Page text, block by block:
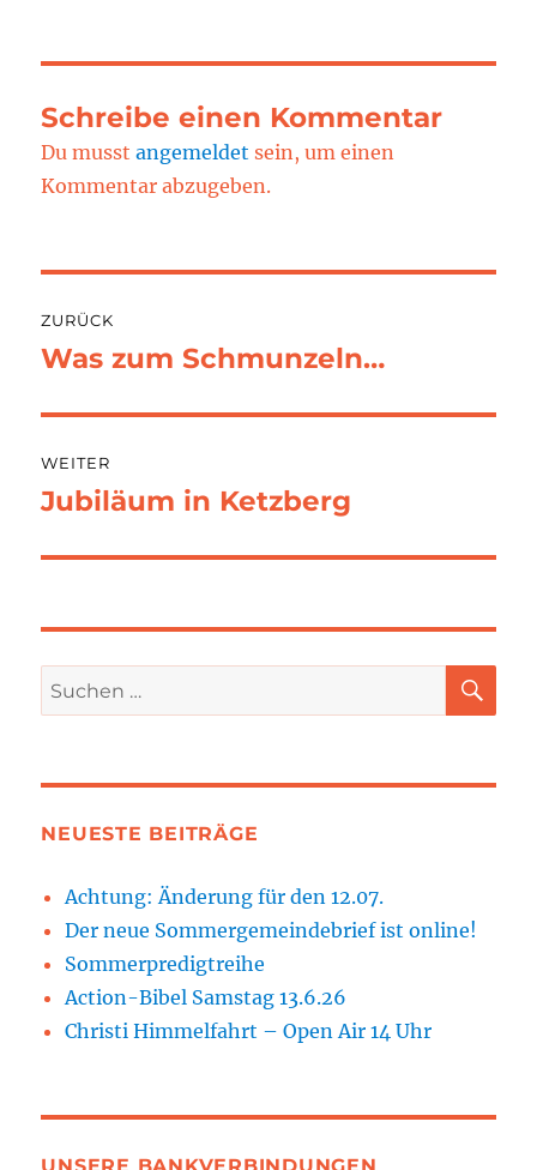
Schreibe einen Kommentar
Du musstangemeldet sein, um einen
Kommentar abzugeben.
ZURÜCK
Vorheriger
Was zum Schmunzeln…
WEITER
Nächster
Jubiläum in Ketzberg
Suchen
nach:
NEUESTE BEITRÄGE
Achtung: Änderung für den 12.07.
Der neue Sommergemeindebrief ist online!
Sommerpredigtreihe
Action-Bibel Samstag 13.6.26
Christi Himmelfahrt – Open Air 14 Uhr
UNSERE BANKVERBINDUNGEN